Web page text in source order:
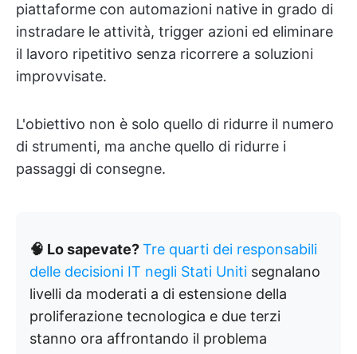
piattaforme con automazioni native in grado di
instradare le attività, trigger azioni ed eliminare
il lavoro ripetitivo senza ricorrere a soluzioni
improvvisate.
L'obiettivo non è solo quello di ridurre il numero
di strumenti, ma anche quello di ridurre i
passaggi di consegne.
🧠 Lo sapevate?Tre quarti dei responsabili
delle decisioni IT negli Stati Uniti segnalano
livelli da moderati a di estensione della
proliferazione tecnologica e due terzi
stanno ora affrontando il problema